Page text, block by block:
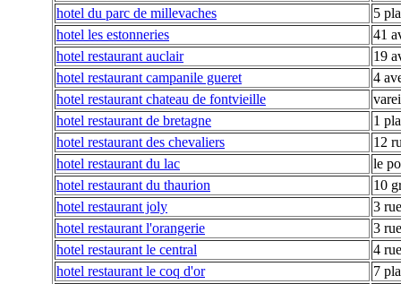
hotel du parc de millevaches
5
hotel les estonneries
41
hotel restaurant auclair
19
hotel restaurant campanile gueret
4
hotel restaurant chateau de fontvieille
hotel restaurant de bretagne
1
hotel restaurant des chevaliers
12
hotel restaurant du lac
le
hotel restaurant du thaurion
10
hotel restaurant joly
3
hotel restaurant l'orangerie
3
hotel restaurant le central
4
hotel restaurant le coq d'or
7